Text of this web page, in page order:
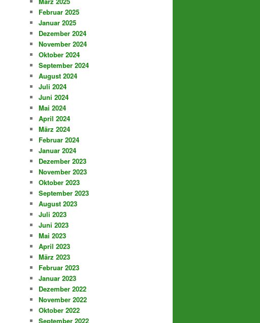
Februar 2025
Januar 2025
Dezember 2024
November 2024
Oktober 2024
September 2024
August 2024
Juli 2024
Juni 2024
Mai 2024
April 2024
März 2024
Februar 2024
Januar 2024
Dezember 2023
November 2023
Oktober 2023
September 2023
August 2023
Juli 2023
Juni 2023
Mai 2023
April 2023
März 2023
Februar 2023
Januar 2023
Dezember 2022
November 2022
Oktober 2022
September 2022